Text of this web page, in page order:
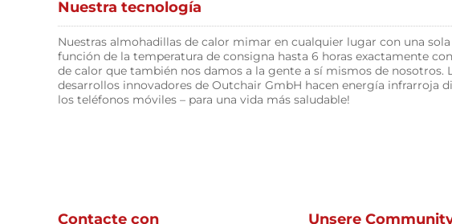
Nuestra tecnología
Nuestras almohadillas de calor mimar en cualquier lugar con una
función de la temperatura de consigna hasta 6 horas exactamente
de calor que también nos damos a la gente a sí mismos de nosotros.
desarrollos innovadores de Outchair GmbH hacen energía infrarroja
los teléfonos móviles – para una vida más saludable!
Contacte con Unsere